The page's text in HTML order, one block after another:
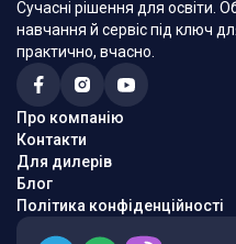
Сучасні рішення для освіти.
навчання й сервіс під ключ
практично, вчасно.
Про компанію
Контакти
Для дилерів
Блог
Політика конфіденційності